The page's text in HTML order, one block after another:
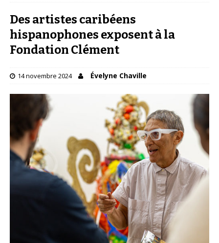
Des artistes caribéens
hispanophones exposent à la
Fondation Clément
14 novembre 2024 Évelyne Chaville